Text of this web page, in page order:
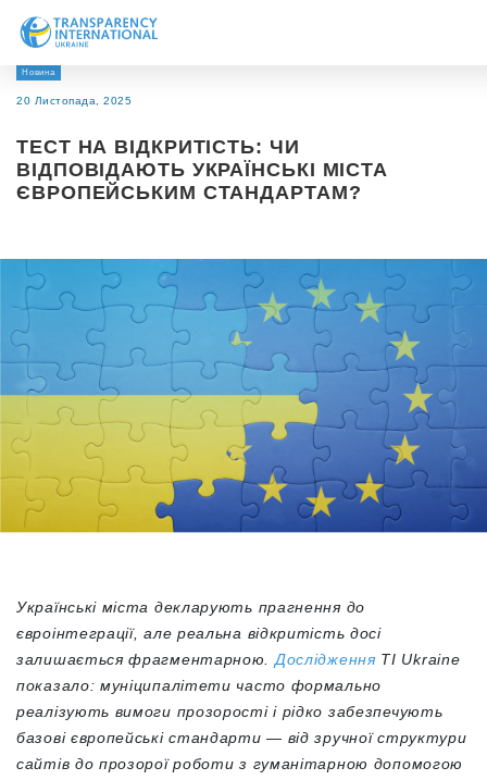
Про нас
Дослідження
Напрями роботи
Новина
20 Листопада, 2025
ТЕСТ НА ВІДКРИТІСТЬ: ЧИ
ВІДПОВІДАЮТЬ УКРАЇНСЬКІ МІСТА
ЄВРОПЕЙСЬКИМ СТАНДАРТАМ?
Українські міста декларують прагнення до
євроінтеграції, але реальна відкритість досі
залишається фрагментарною. Дослідження TI Ukraine
показало: муніципалітети часто формально
реалізують вимоги прозорості і рідко забезпечують
базові європейські стандарти — від зручної структури
сайтів до прозорої роботи з гуманітарною допомогою